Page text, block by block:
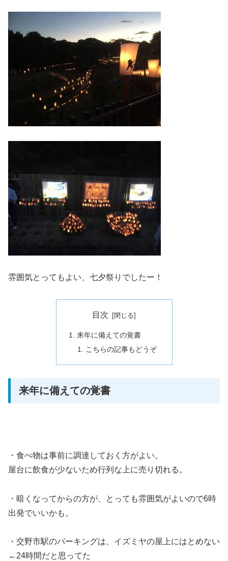
雰囲気とってもよい、七夕祭りでしたー！
目次
来年に備えての覚書
こちらの記事もどうぞ
来年に備えての覚書
・食べ物は事前に調達しておく方がよい。
屋台に飲食が少ないため行列な上に売り切れる。
・暗くなってからの方が、とっても雰囲気がよいので6時
出発でいいかも。
・交野市駅のパーキングは、イズミヤの屋上にはとめない
←24時間だと思ってた